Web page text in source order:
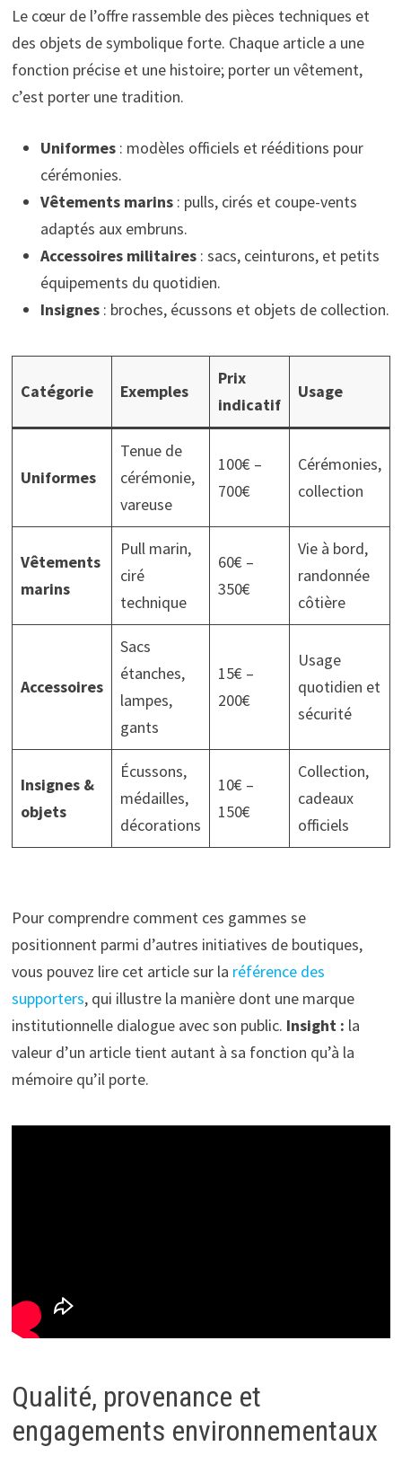
Le cœur de l’offre rassemble des pièces techniques et
des objets de symbolique forte. Chaque article a une
fonction précise et une histoire; porter un vêtement,
c’est porter une tradition.
Uniformes: modèles officiels et rééditions pour
cérémonies.
Vêtements marins: pulls, cirés et coupe-vents
adaptés aux embruns.
Accessoires militaires: sacs, ceinturons, et petits
équipements du quotidien.
Insignes: broches, écussons et objets de collection.
Catégorie Exemples
Prix
indicatif
Usage
Uniformes
Tenue de
cérémonie,
vareuse
100€ –
700€
Cérémonies,
collection
Vêtements
marins
Pull marin,
ciré
technique
60€ –
350€
Vie à bord,
randonnée
côtière
Accessoires
Sacs
étanches,
lampes,
gants
15€ –
200€
Usage
quotidien et
sécurité
Insignes &
objets
Écussons,
médailles,
décorations
10€ –
150€
Collection,
cadeaux
officiels
Pour comprendre comment ces gammes se
positionnent parmi d’autres initiatives de boutiques,
vous pouvez lire cet article sur la référence des
supporters, qui illustre la manière dont une marque
institutionnelle dialogue avec son public. Insight : la
valeur d’un article tient autant à sa fonction qu’à la
mémoire qu’il porte.
Qualité, provenance et
engagements environnementaux